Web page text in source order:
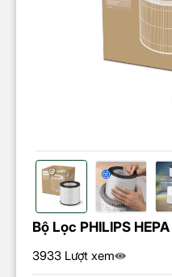
Bộ Lọc PHILIPS
3933 Lượt xem